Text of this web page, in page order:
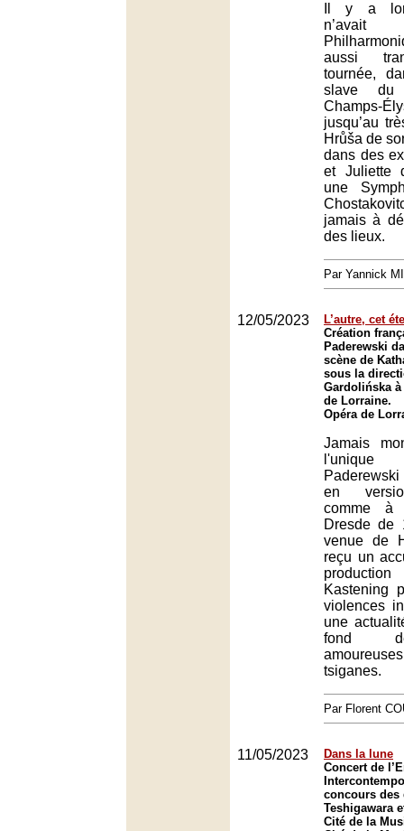
Il y a
n’avait
aussi
tournée,
slave du
Champs-
jusqu’au
Hrůša de
dans des
et Juliette
une
jamais à
des lieux.
Par Yannick
12/05/2023
L’autre, cet
Création
Paderewski
scène de
sous la
Gardolińska à
de Lorraine.
Opéra de
Jamais
en
comme
Dresde de
venue de
reçu un
Kastening
violences
une
fond
tsiganes.
Par Florent
11/05/2023
Dans la lune
Concert de
concours des
Teshigawara
Cité de la